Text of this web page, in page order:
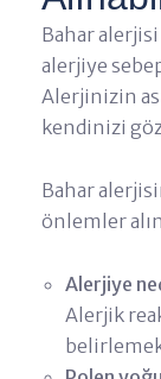
Bahar
alerjiye
Alerjinizin
kendinizi
Bahar
önlemler
Alerjiye
Alerjik